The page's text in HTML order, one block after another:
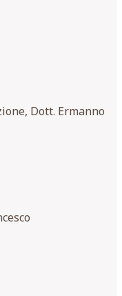
Dott. Ermanno